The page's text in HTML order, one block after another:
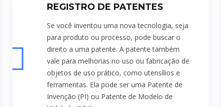
REGISTRO DE PATENTES
Se você inventou uma nova tecnologia, seja
para produto ou processo, pode buscar o
direito a uma patente. A patente também
vale para melhorias no uso ou fabricação de
objetos de uso prático, como utensílios e
ferramentas. Ela pode ser uma Patente de
Invenção (PI) ou Patente de Modelo de